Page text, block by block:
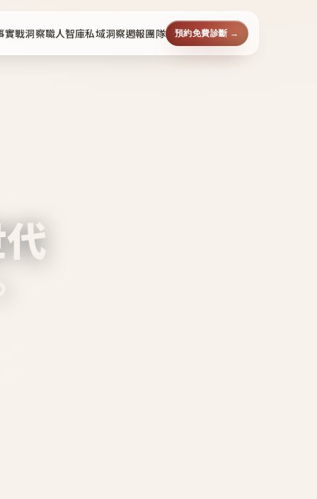
實戰洞察職人智庫私域洞察週報團隊 預約免費診斷 →